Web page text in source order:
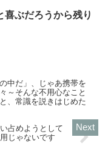
喜ぶだろうから残り
中だ」、じゃあ携帯を
～そんな不用心なこと
、常識を説きはじめた
占めようとして
じゃないです